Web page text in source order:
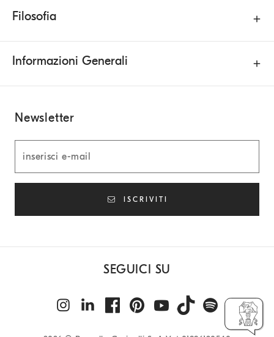
Filosofia
Informazioni Generali
Newsletter
ISCRIVITI
SEGUICI SU